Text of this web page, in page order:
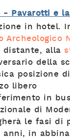
- Pavarotti e
in hotel.
Archeologico
distante, alla
della
posizione
libero
in
di
le fasi di
anni, in